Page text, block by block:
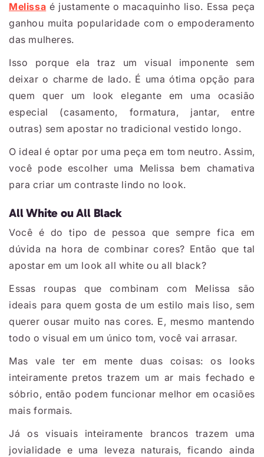
Melissa é justamente o macaquinho liso. Essa peça
ganhou muita popularidade com o empoderamento
das mulheres.
Isso porque ela traz um visual imponente sem
deixar o charme de lado. É uma ótima opção para
quem quer um look elegante em uma ocasião
especial (casamento, formatura, jantar, entre
outras) sem apostar no tradicional vestido longo.
O ideal é optar por uma peça em tom neutro. Assim,
você pode escolher uma Melissa bem chamativa
para criar um contraste lindo no look.
All White ou All Black
Você é do tipo de pessoa que sempre fica em
dúvida na hora de combinar cores? Então que tal
apostar em um look all white ou all black?
Essas roupas que combinam com Melissa são
ideais para quem gosta de um estilo mais liso, sem
querer ousar muito nas cores. E, mesmo mantendo
todo o visual em um único tom, você vai arrasar.
Mas vale ter em mente duas coisas: os looks
inteiramente pretos trazem um ar mais fechado e
sóbrio, então podem funcionar melhor em ocasiões
mais formais.
Já os visuais inteiramente brancos trazem uma
jovialidade e uma leveza naturais, ficando ainda